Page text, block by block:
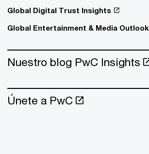
Global Digital Trust Insights
Global Entertainment & Media Outlook
Nuestro blog PwC Insights
Únete a PwC